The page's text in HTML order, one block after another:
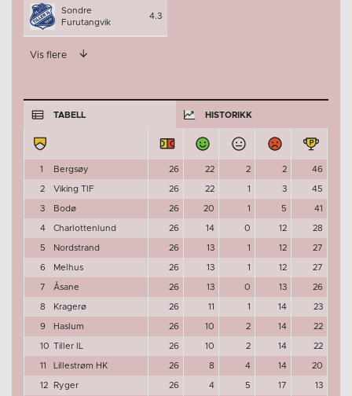
Sondre
Furutangvik
4.3
Vis flere
TABELL HISTORIKK
1 Bergsøy 26 22 2 2 46
2 Viking TIF 26 22 1 3 45
3 Bodø 26 20 1 5 41
4 Charlottenlund 26 14 0 12 28
5 Nordstrand 26 13 1 12 27
6 Melhus 26 13 1 12 27
7 Åsane 26 13 0 13 26
8 Kragerø 26 11 1 14 23
9 Haslum 26 10 2 14 22
10 Tiller IL 26 10 2 14 22
11 Lillestrøm HK 26 8 4 14 20
12 Ryger 26 4 5 17 13